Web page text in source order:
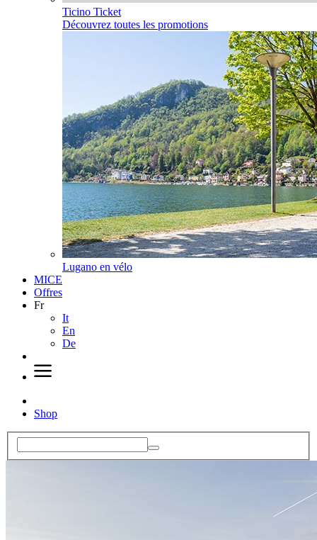
Ticino Ticket
Découvrez toutes les promotions
Lugano en vélo
MICE
Offres
Fr
It
En
De
Shop